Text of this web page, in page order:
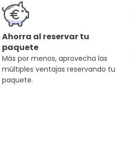
Ahorra al reservar tu
paquete
Más por menos, aprovecha las
múltiples ventajas reservando tu
paquete.